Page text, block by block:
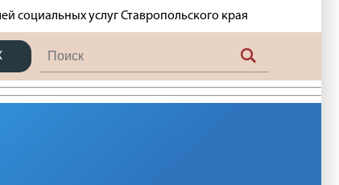
социальных услуг Ставропольского края